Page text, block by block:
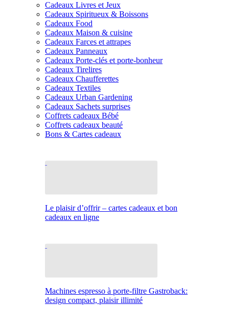
Cadeaux Livres et Jeux
Cadeaux Spiritueux & Boissons
Cadeaux Food
Cadeaux Maison & cuisine
Cadeaux Farces et attrapes
Cadeaux Panneaux
Cadeaux Porte-clés et porte-bonheur
Cadeaux Tirelires
Cadeaux Chaufferettes
Cadeaux Textiles
Cadeaux Urban Gardening
Cadeaux Sachets surprises
Coffrets cadeaux Bébé
Coffrets cadeaux beauté
Bons & Cartes cadeaux
Le plaisir d’offrir – cartes cadeaux et bon
cadeaux en ligne
Machines espresso à porte-filtre Gastroback:
design compact, plaisir illimité